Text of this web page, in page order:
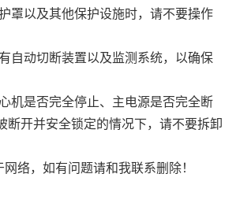
罩以及其他保护设施时，请不要操作
自动切断装置以及监测系统，以确保
机是否完全停止、主电源是否完全断
断开并安全锁定的情况下，请不要拆卸
络，如有问题请和我联系删除！